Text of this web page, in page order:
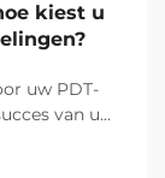
kiest u
uw PDT-
van uw
op